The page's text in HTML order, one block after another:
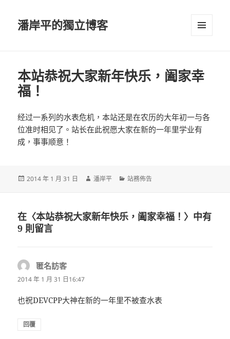
潘岸平的獨立博客
本站恭祝大家新年快乐，阖家幸
福！
经过一系列的水表危机，本站还是在农历的大年初一与各
位准时相见了。站长在此祝愿大家在新的一年里学业有
成，事事顺意！
發
2014 年 1 月 31 日
作
潘岸平
分
站務佈告
在〈本站恭祝大家新年快乐，阖家幸福！〉中有
9 則留言
匿名訪客
示:
2014 年 1 月 31 日16:47
也祝DEVCPP大神在新的一年里不被查水表
回覆